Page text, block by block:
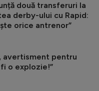
două transferuri la
derby-ului cu Rapid:
orice antrenor”
avertisment pentru
fi o explozie!”